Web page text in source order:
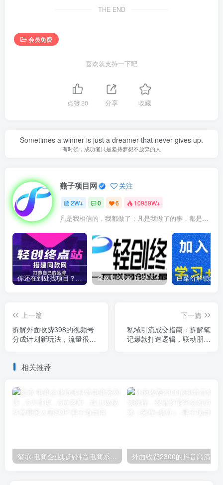
THE END
会员免费
喜欢就支持一下吧
点赞20 分享 收藏
Sometimes a winner is just a dreamer that never gives up.
有时候，成功者只是坚持梦想不放弃的人
燕子项目网 关注
2W+ 0 6 10959W+
凡是我相信的，我都做了；凡是我做了的事，都是全身心地投入去做的
你还在到处找项目？还在当韭菜？我靠卖项目一个月收入5万+，曾经我也是个失败者。 全网VIP课程 无损下载~
上一篇
拆解外面收费398的视频号
分成计划新玩法，流量很
下一篇
私域引流成交指南：拆解笔
记爆款打造逻辑，联动朋友
相关推荐